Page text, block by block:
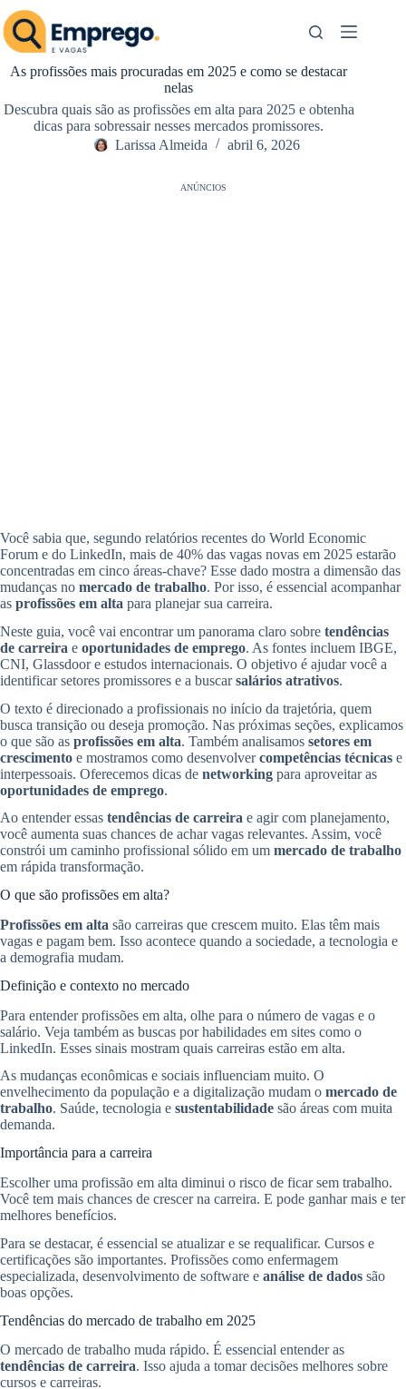
Pular
para
o
conteúdo
As profissões mais procuradas em 2025 e como se destacar
nelas
Descubra quais são as profissões em alta para 2025 e obtenha
dicas para sobressair nesses mercados promissores.
Larissa Almeida
abril 6, 2026
ANÚNCIOS
Você sabia que, segundo relatórios recentes do World Economic
Forum e do LinkedIn, mais de 40% das vagas novas em 2025 estarão
concentradas em cinco áreas-chave? Esse dado mostra a dimensão das
mudanças no mercado de trabalho. Por isso, é essencial acompanhar
as profissões em alta para planejar sua carreira.
Neste guia, você vai encontrar um panorama claro sobre tendências
de carreira e oportunidades de emprego. As fontes incluem IBGE,
CNI, Glassdoor e estudos internacionais. O objetivo é ajudar você a
identificar setores promissores e a buscarsalários atrativos.
O texto é direcionado a profissionais no início da trajetória, quem
busca transição ou deseja promoção. Nas próximas seções, explicamos
o que são as profissões em alta. Também analisamos setores em
crescimento e mostramos como desenvolvercompetências técnicas e
interpessoais. Oferecemos dicas de networking para aproveitar as
oportunidades de emprego.
Ao entender essas tendências de carreira e agir com planejamento,
você aumenta suas chances de achar vagas relevantes. Assim, você
constrói um caminho profissional sólido em um mercado de trabalho
em rápida transformação.
O que são profissões em alta?
Profissões em alta são carreiras que crescem muito. Elas têm mais
vagas e pagam bem. Isso acontece quando a sociedade, a tecnologia e
a demografia mudam.
Definição e contexto no mercado
Para entender profissões em alta, olhe para o número de vagas e o
salário. Veja também as buscas por habilidades em sites como o
LinkedIn. Esses sinais mostram quais carreiras estão em alta.
As mudanças econômicas e sociais influenciam muito. O
envelhecimento da população e a digitalização mudam o mercado de
trabalho. Saúde, tecnologia e sustentabilidade são áreas com muita
demanda.
Importância para a carreira
Escolher uma profissão em alta diminui o risco de ficar sem trabalho.
Você tem mais chances de crescer na carreira. E pode ganhar mais e ter
melhores benefícios.
Para se destacar, é essencial se atualizar e se requalificar. Cursos e
certificações são importantes. Profissões como enfermagem
especializada, desenvolvimento de software e análise de dados são
boas opções.
Tendências do mercado de trabalho em 2025
O mercado de trabalho muda rápido. É essencial entender as
tendências de carreira. Isso ajuda a tomar decisões melhores sobre
cursos e carreiras.